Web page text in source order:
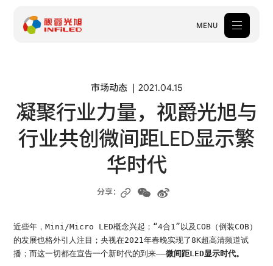
MENU
解决方案
案例中心
体验中心
市场动态 2021.04.15
凝聚行业力量，视爵光旭与
行业共创微间距LED显示繁
华时代
分享：
近些年，Mini/Micro LED概念兴起；“4合1”以及COB（倒装COB）
的发展也格外引人注目；央视在2021年春晚实现了8K超高清频道试
播；而这一切都在宣告一个新时代的到来——微间距LED显示时代。